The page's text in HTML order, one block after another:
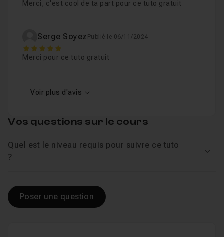
Merci, c'est cool de ta part pour ce tuto gratuit
Serge Soyez Publié le 06/11/2024
5
Merci pour ce tuto gratuit
Voir plus d'avis
Vos questions sur le cours
Quel est le niveau requis pour suivre ce tuto
?
Poser une question